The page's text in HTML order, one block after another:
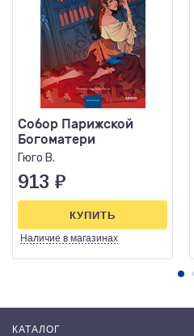
Собор Парижской
Богоматери
Гюго В.
913 ₽
Наличие в магазинах
КУПИТЬ
КАТАЛОГ